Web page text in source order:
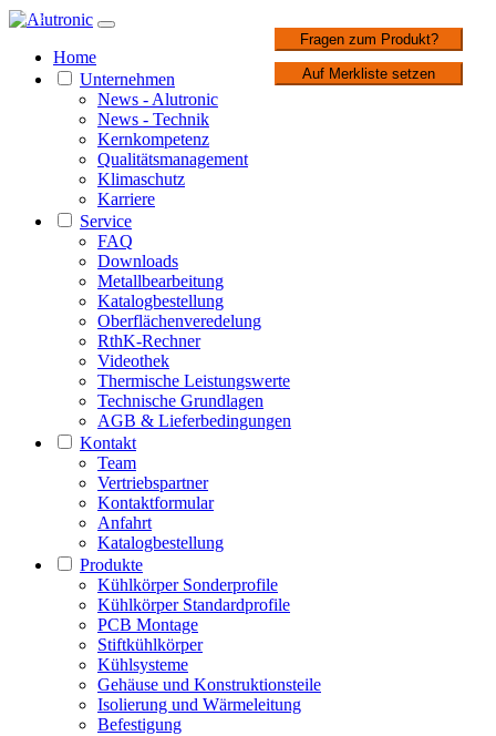
Home
Unternehmen
News - Alutronic
News - Technik
Kernkompetenz
Qualitätsmanagement
Klimaschutz
Karriere
Service
FAQ
Downloads
Metallbearbeitung
Katalogbestellung
Oberflächenveredelung
RthK-Rechner
Videothek
Thermische Leistungswerte
Technische Grundlagen
AGB & Lieferbedingungen
Kontakt
Team
Vertriebspartner
Kontaktformular
Anfahrt
Katalogbestellung
Produkte
Kühlkörper Sonderprofile
Kühlkörper Standardprofile
PCB Montage
Stiftkühlkörper
Kühlsysteme
Gehäuse und Konstruktionsteile
Isolierung und Wärmeleitung
Befestigung
Fragen zum Produkt?
Auf Merkliste setzen
1 / 2